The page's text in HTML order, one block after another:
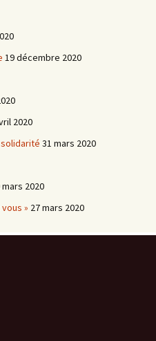
19 décembre 2020
2020
31 mars 2020
mars 2020
» 27 mars 2020